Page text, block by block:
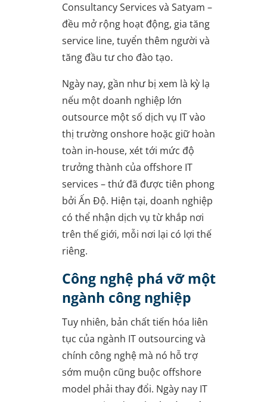
Consultancy Services và Satyam –
đều mở rộng hoạt động, gia tăng
service line, tuyển thêm người và
tăng đầu tư cho đào tạo.
Ngày nay, gần như bị xem là kỳ lạ
nếu một doanh nghiệp lớn
outsource một số dịch vụ IT vào
thị trường onshore hoặc giữ hoàn
toàn in-house, xét tới mức độ
trưởng thành của offshore IT
services – thứ đã được tiên phong
bởi Ấn Độ. Hiện tại, doanh nghiệp
có thể nhận dịch vụ từ khắp nơi
trên thế giới, mỗi nơi lại có lợi thế
riêng.
Công nghệ phá vỡ một
ngành công nghiệp
Tuy nhiên, bản chất tiến hóa liên
tục của ngành IT outsourcing và
chính công nghệ mà nó hỗ trợ
sớm muộn cũng buộc offshore
model phải thay đổi. Ngày nay IT